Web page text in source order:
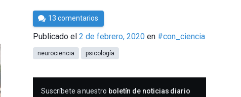
Por
Cultura
Cientifica
13 comentarios
Publicado el2 de febrero, 2020 en #con_ciencia
neurociencia psicología
SUSCRIBIRME
Suscríbete a nuestro boletín de noticias diario